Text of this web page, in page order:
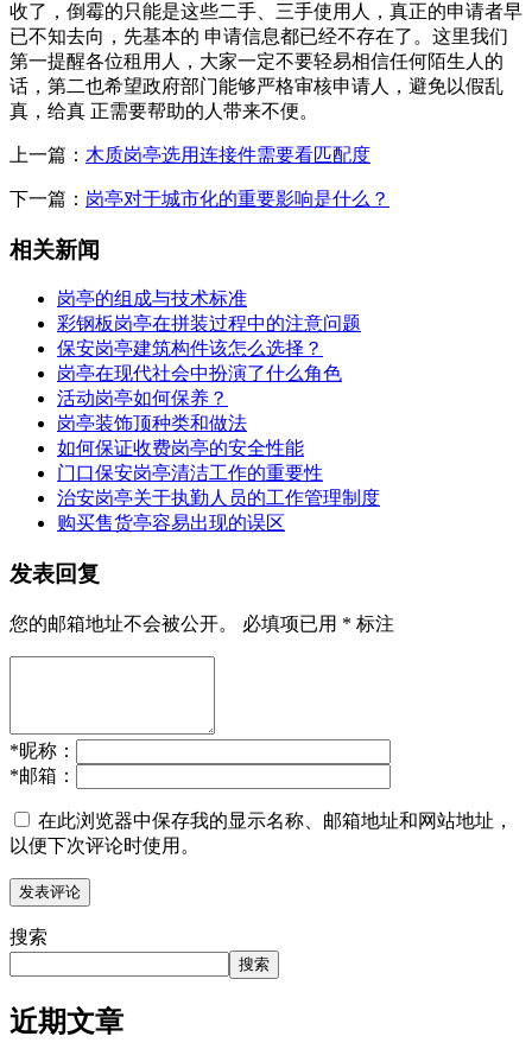
收了，倒霉的只能是这些二手、三手使用人，真正的申请者早
已不知去向，先基本的 申请信息都已经不存在了。这里我们
第一提醒各位租用人，大家一定不要轻易相信任何陌生人的
话，第二也希望政府部门能够严格审核申请人，避免以假乱
真，给真 正需要帮助的人带来不便。
上一篇： 木质岗亭选用连接件需要看匹配度
下一篇： 岗亭对于城市化的重要影响是什么？
相关新闻
岗亭的组成与技术标准
彩钢板岗亭在拼装过程中的注意问题
保安岗亭建筑构件该怎么选择？
岗亭在现代社会中扮演了什么角色
活动岗亭如何保养？
岗亭装饰顶种类和做法
如何保证收费岗亭的安全性能
门口保安岗亭清洁工作的重要性
治安岗亭关于执勤人员的工作管理制度
购买售货亭容易出现的误区
发表回复
您的邮箱地址不会被公开。 必填项已用 * 标注
*昵称：
*邮箱：
在此浏览器中保存我的显示名称、邮箱地址和网站地址，
以便下次评论时使用。
搜索
搜索
近期文章